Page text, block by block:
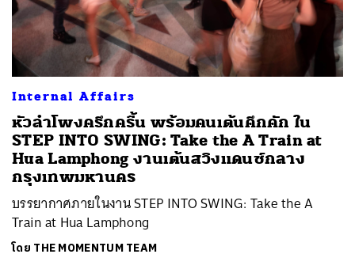
Internal Affairs
หัวลำโพงครึกครื้น พร้อมคนเต้นคึกคัก ใน
STEP INTO SWING: Take the A Train at
Hua Lamphong งานเต้นสวิงแดนซ์กลาง
กรุงเทพมหานคร
บรรยากาศภายในงาน STEP INTO SWING: Take the A
Train at Hua Lamphong
โดย THE MOMENTUM TEAM